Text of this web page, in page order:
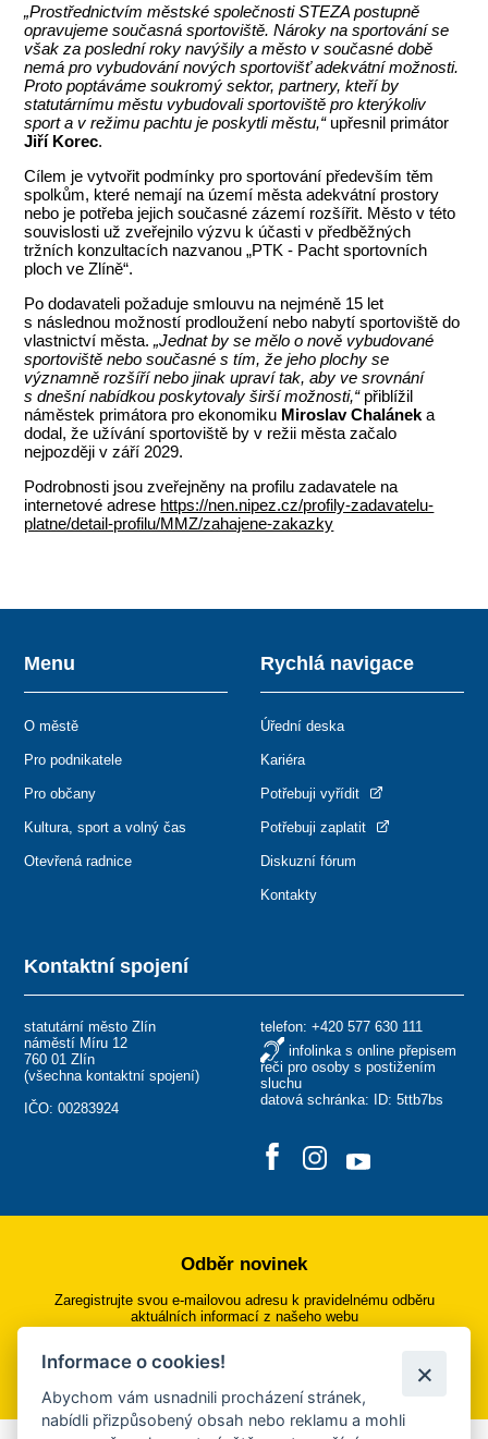
„Prostřednictvím městské společnosti STEZA postupně
opravujeme současná sportoviště. Nároky na sportování se
však za poslední roky navýšily a město v současné době
nemá pro vybudování nových sportovišť adekvátní možnosti.
Proto poptáváme soukromý sektor, partnery, kteří by
statutárnímu městu vybudovali sportoviště pro kterýkoliv
sport a v režimu pachtu je poskytli městu,“upřesnil primátor
Jiří Korec.
Cílem je vytvořit podmínky pro sportování především těm
spolkům, které nemají na území města adekvátní prostory
nebo je potřeba jejich současné zázemí rozšířit. Město v této
souvislosti už zveřejnilo výzvu k účasti v předběžných
tržních konzultacích nazvanou „PTK - Pacht sportovních
ploch ve Zlíně“.
Po dodavateli požaduje smlouvu na nejméně 15 let
s následnou možností prodloužení nebo nabytí sportoviště do
vlastnictví města.„Jednat by se mělo o nově vybudované
sportoviště nebo současné s tím, že jeho plochy se
významně rozšíří nebo jinak upraví tak, aby ve srovnání
s dnešní nabídkou poskytovaly širší možnosti,“přiblížil
náměstek primátora pro ekonomiku Miroslav Chalánek a
dodal, že užívání sportoviště by v režii města začalo
nejpozději v září 2029.
Podrobnosti jsou zveřejněny na profilu zadavatele na
internetové adrese https://nen.nipez.cz/profily-zadavatelu-
platne/detail-profilu/MMZ/zahajene-zakazky
Kontaktní spojení
statutární město Zlín
náměstí Míru 12
760 01 Zlín
(všechna kontaktní spojení)
IČO: 00283924
telefon: +420 577 630 111
infolinka s online přepisem
řeči pro osoby s postižením
sluchu
datová schránka: ID: 5ttb7bs
Menu
O městě
Pro podnikatele
Pro občany
Kultura, sport a volný čas
Otevřená radnice
Rychlá navigace
Úřední deska
Kariéra
Potřebuji vyřídit
Potřebuji zaplatit
Diskuzní fórum
Kontakty
Odběr novinek
Zaregistrujte svou e-mailovou adresu k pravidelnému odběru
aktuálních informací z našeho webu
Přihlásit se k odběru
Informace o cookies!
Abychom vám usnadnili procházení stránek,
nabídli přizpůsobený obsah nebo reklamu a mohli